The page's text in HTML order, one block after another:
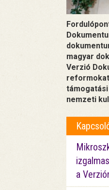
magyar
Verzió
nemzeti
a